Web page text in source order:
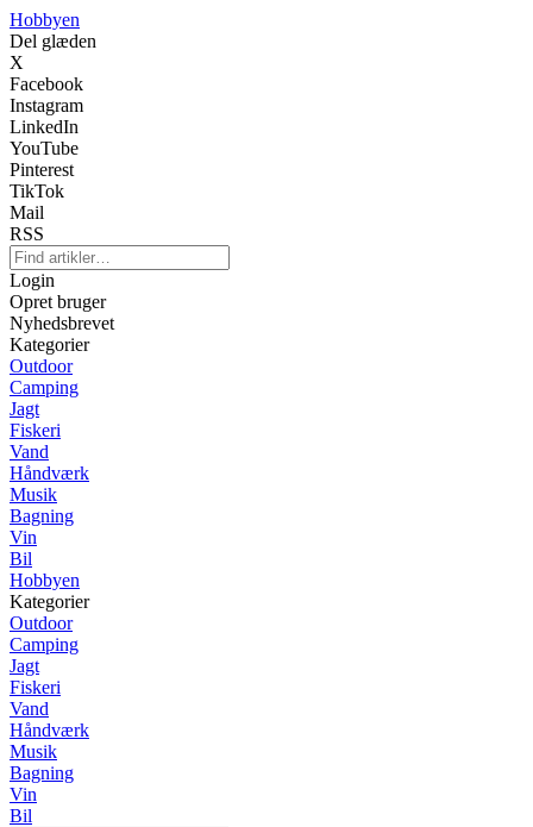
Hobbyen
Del glæden
X
Facebook
Instagram
LinkedIn
YouTube
Pinterest
TikTok
Mail
RSS
Login
Opret bruger
Nyhedsbrevet
Kategorier
Outdoor
Camping
Jagt
Fiskeri
Vand
Håndværk
Musik
Bagning
Vin
Bil
Hobbyen
Kategorier
Outdoor
Camping
Jagt
Fiskeri
Vand
Håndværk
Musik
Bagning
Vin
Bil